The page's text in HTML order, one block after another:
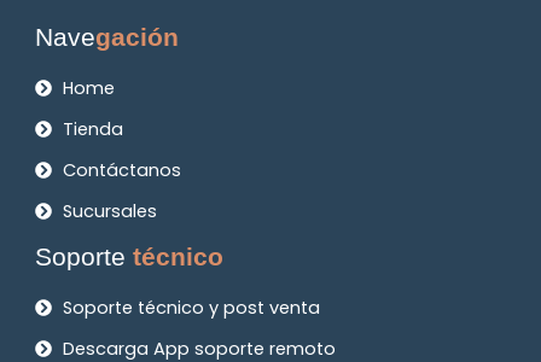
Navegación
Home
Tienda
Contáctanos
Sucursales
Soportetécnico
Soporte técnico y post venta
Descarga App soporte remoto